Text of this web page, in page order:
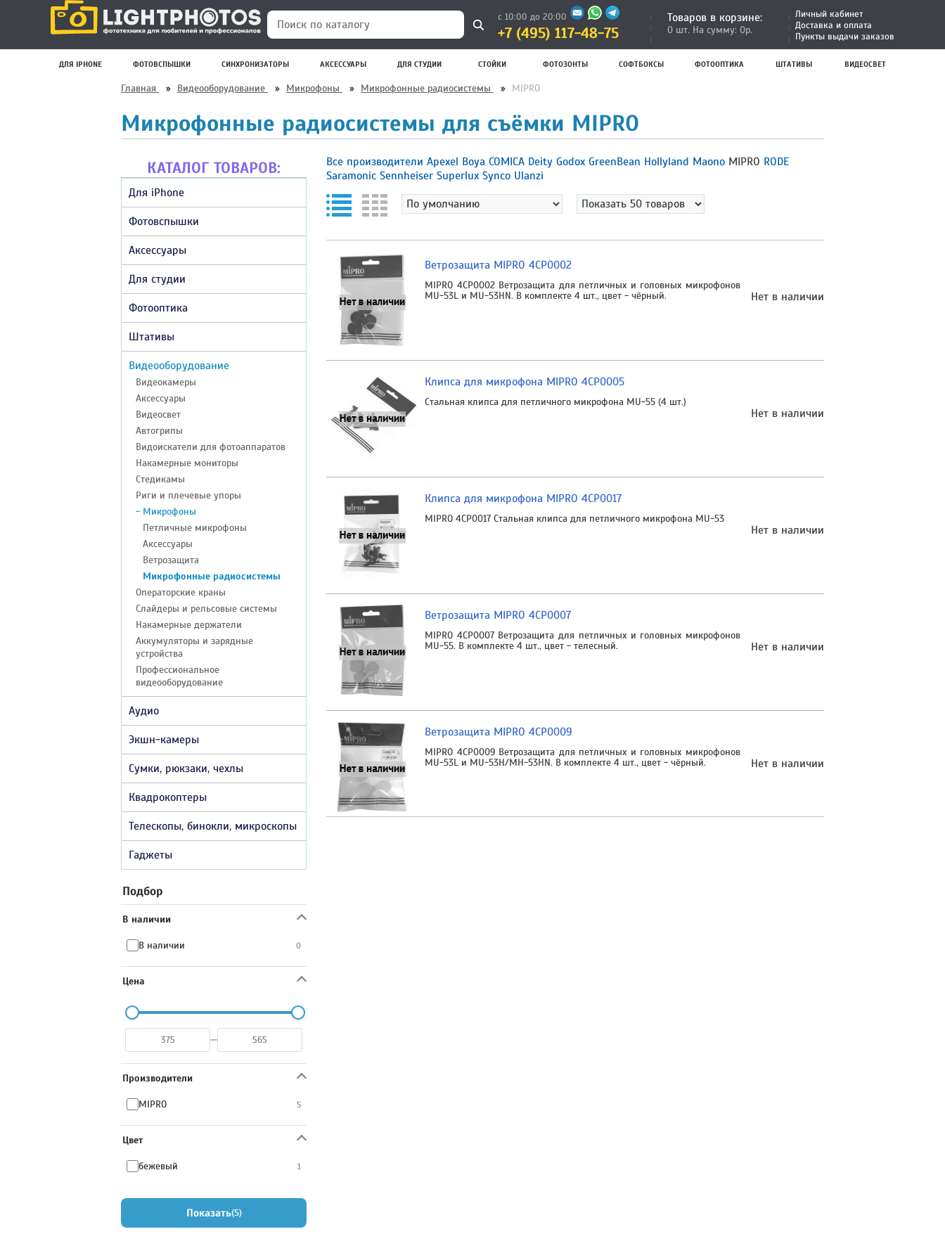
Поиск по каталогу
Личный кабинет
Доставка и оплата
Пункты выдачи заказов
Товаров в корзине:
0 шт. На сумму: 0р.
с 10:00 до 20:00
+7 (495) 117-48-75
ДЛЯ IPHONE ФОТОВСПЫШКИ СИНХРОНИЗАТОРЫ АКСЕССУАРЫ ДЛЯ СТУДИИ СТОЙКИ ФОТОЗОНТЫ СОФТБОКСЫ ФОТООПТИКА ШТАТИВЫ ВИДЕОСВЕТ
Главная » Видеооборудование » Микрофоны » Микрофонные радиосистемы » MIPRO
Микрофонные радиосистемы для съёмки MIPRO
КАТАЛОГ ТОВАРОВ:
Для iPhone
Фотовспышки
Аксессуары
Для студии
Фотооптика
Штативы
Видеооборудование
Видеокамеры
Аксессуары
Видеосвет
Автогрипы
Видоискатели для фотоаппаратов
Накамерные мониторы
Стедикамы
Риги и плечевые упоры
- Микрофоны
Петличные микрофоны
Аксессуары
Ветрозащита
Микрофонные радиосистемы
Операторские краны
Слайдеры и рельсовые системы
Накамерные держатели
Аккумуляторы и зарядные
устройства
Профессиональное
видеооборудование
Аудио
Экшн-камеры
Сумки, рюкзаки, чехлы
Квадрокоптеры
Телескопы, бинокли, микроскопы
Гаджеты
Подбор
В наличии
В наличии 0
Цена
—
Производители
MIPRO 5
Цвет
бежевый 1
Показать 5
Все производители Apexel Boya COMICA Deity Godox GreenBean Hollyland Maono MIPRO RODE
Saramonic Sennheiser Superlux Synco Ulanzi
Нет в наличии
Ветрозащита MIPRO 4CP0002
MIPRO 4CP0002 Ветрозащита для петличных и головных микрофонов
MU-53L и MU-53HN. В комплекте 4 шт., цвет - чёрный.
Нет в наличии
Клипса для микрофона MIPRO 4CP0005
Стальная клипса для петличного микрофона MU-55 (4 шт.)
Нет в наличии
Клипса для микрофона MIPRO 4CP0017
MIPRO 4CP0017 Стальная клипса для петличного микрофона MU-53
Нет в наличии
Ветрозащита MIPRO 4CP0007
MIPRO 4CP0007 Ветрозащита для петличных и головных микрофонов
MU-55. В комплекте 4 шт., цвет - телесный.
Нет в наличии
Ветрозащита MIPRO 4CP0009
MIPRO 4CP0009 Ветрозащита для петличных и головных микрофонов
MU-53L и MU-53H/MH-53HN. В комплекте 4 шт., цвет - чёрный.